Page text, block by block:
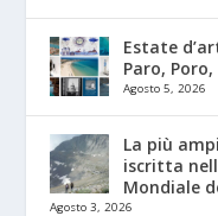
Estate
Paro,
Agosto 5, 2026
La più
iscritta
Mondiale
Agosto 3, 2026